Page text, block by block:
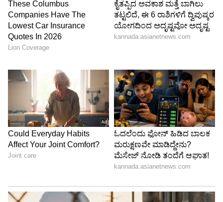
5
Image Credit :
ನಿಗೂಢದಲ್ಲಿಯೇ ಉಳಿದ ಮತ್ತೊಂದು ಪಾತ್ರ
ಗೌತಮ್ ಮತ್ತು ಭೂಮಿಕಾ ವಿರುದ್ಧ ಶಕುಂತಲಾ ಮಾಡುತ್ತಿರುವ